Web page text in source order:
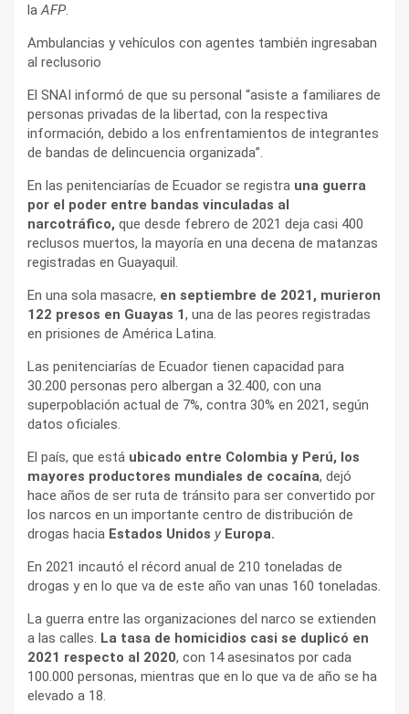
laAFP.
Ambulancias y vehículos con agentes también ingresaban
al reclusorio
El SNAI informó de que su personal “asiste a familiares de
personas privadas de la libertad, con la respectiva
información, debido a los enfrentamientos de integrantes
de bandas de delincuencia organizada”.
En las penitenciarías de Ecuador se registra una guerra
por el poder entre bandas vinculadas al
narcotráfico, que desde febrero de 2021 deja casi 400
reclusos muertos, la mayoría en una decena de matanzas
registradas en Guayaquil.
En una sola masacre, en septiembre de 2021, murieron
122 presos en Guayas 1, una de las peores registradas
en prisiones de América Latina.
Las penitenciarías de Ecuador tienen capacidad para
30.200 personas pero albergan a 32.400, con una
superpoblación actual de 7%, contra 30% en 2021, según
datos oficiales.
El país, que está ubicado entre Colombia y Perú, los
mayores productores mundiales de cocaína, dejó
hace años de ser ruta de tránsito para ser convertido por
los narcos en un importante centro de distribución de
drogas hacia Estados Unidos y Europa.
En 2021 incautó el récord anual de 210 toneladas de
drogas y en lo que va de este año van unas 160 toneladas.
La guerra entre las organizaciones del narco se extienden
a las calles. La tasa de homicidios casi se duplicó en
2021 respecto al 2020, con 14 asesinatos por cada
100.000 personas, mientras que en lo que va de año se ha
elevado a 18.